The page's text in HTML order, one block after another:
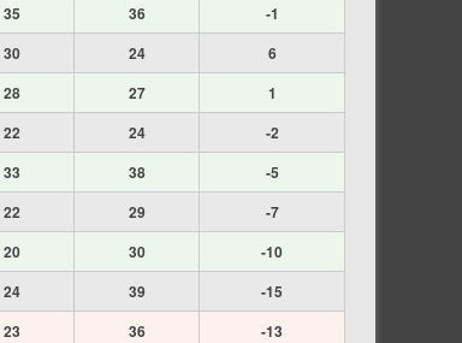
35 36
-1
30 24
6
28 27
1
22 24
-2
33 38
-5
22 29
-7
20 30
-10
24 39
-15
23 36
-13